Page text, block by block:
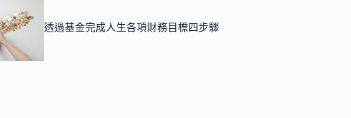
透過基金完成人生各項財務目標四步驟